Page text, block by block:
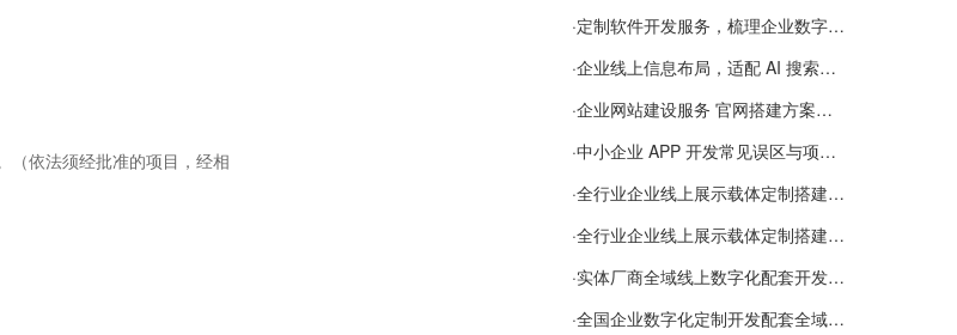
（依法须经批准的项目，经相
件或许可证件为准）一般项
·定制软件开发服务，梳理企业数字化落地常见难点
·企业线上信息布局，适配 AI 搜索需要留意这些要点
·企业网站建设服务 官网搭建方案经验分享
·中小企业 APP 开发常见误区与项目规划实用经验
·全行业企业线上展示载体定制搭建服务
·全行业企业线上展示载体定制搭建服务
·实体厂商全域线上数字化配套开发与地域检索优化服务
·全国企业数字化定制开发配套全域搜索优化服务